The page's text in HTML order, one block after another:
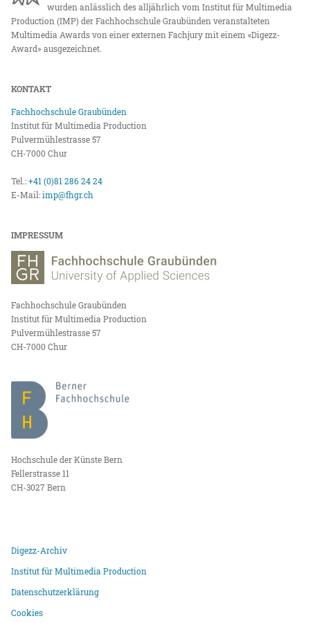
wurden anlässlich des alljährlich vom Institut für Multimedia
Production (IMP) der Fachhochschule Graubünden veranstalteten
Multimedia Awards von einer externen Fachjury mit einem «Digezz-
Award» ausgezeichnet.
KONTAKT
Fachhochschule Graubünden
Institut für Multimedia Production
Pulvermühlestrasse 57
CH-7000 Chur
Tel.:+41 (0)81 286 24 24
E-Mail:imp@fhgr.ch
IMPRESSUM
Fachhochschule Graubünden
Institut für Multimedia Production
Pulvermühlestrasse 57
CH-7000 Chur
Hochschule der Künste Bern
Fellerstrasse 11
CH-3027 Bern
Digezz-Archiv
Institut für Multimedia Production
Datenschutzerklärung
Cookies